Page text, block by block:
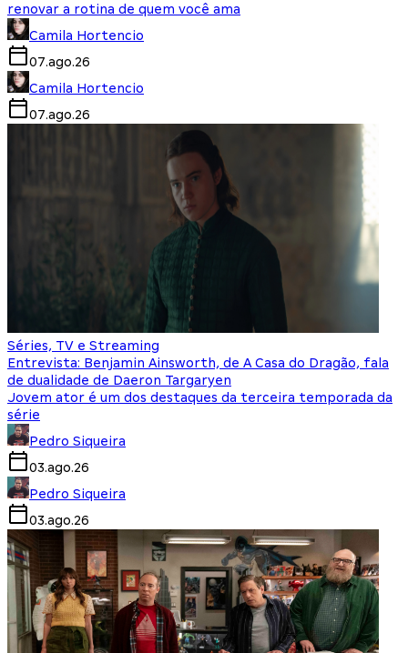
renovar a rotina de quem você ama
Camila Hortencio
07.ago.26
Camila Hortencio
07.ago.26
Séries, TV e Streaming
Entrevista: Benjamin Ainsworth, de A Casa do Dragão, fala
de dualidade de Daeron Targaryen
Jovem ator é um dos destaques da terceira temporada da
série
Pedro Siqueira
03.ago.26
Pedro Siqueira
03.ago.26